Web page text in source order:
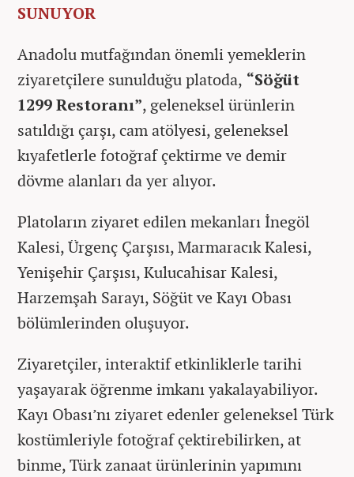
SUNUYOR
Anadolu mutfağından önemli yemeklerin
ziyaretçilere sunulduğu platoda, “Söğüt
1299 Restoranı”, geleneksel ürünlerin
satıldığı çarşı, cam atölyesi, geleneksel
kıyafetlerle fotoğraf çektirme ve demir
dövme alanları da yer alıyor.
Platoların ziyaret edilen mekanları İnegöl
Kalesi, Ürgenç Çarşısı, Marmaracık Kalesi,
Yenişehir Çarşısı, Kulucahisar Kalesi,
Harzemşah Sarayı, Söğüt ve Kayı Obası
bölümlerinden oluşuyor.
Ziyaretçiler, interaktif etkinliklerle tarihi
yaşayarak öğrenme imkanı yakalayabiliyor.
Kayı Obası’nı ziyaret edenler geleneksel Türk
kostümleriyle fotoğraf çektirebilirken, at
binme, Türk zanaat ürünlerinin yapımını